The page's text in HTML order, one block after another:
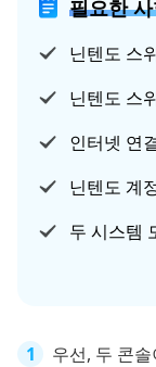
필요한
닌텐도 스
닌텐도 스
인터넷 연
닌텐도 계
두 시스템
우선, 두 콘